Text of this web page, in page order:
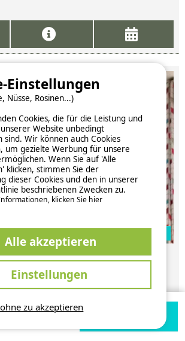
Verfügbarkeiten
- Sonntag
(in m²): 30
nein
3
zu akzeptieren
Einstellungen
Nüsse, Rosinen...)
Cookies, die für die Leistung und
Website unbedingt
sind. Wir können auch Cookies
um gezielte Werbung für unsere
Wenn Sie auf 'Alle
klicken, stimmen Sie der
dieser Cookies und den in unserer
beschriebenen Zwecken zu.
klicken Sie hier
Alle akzeptieren
Einstellungen